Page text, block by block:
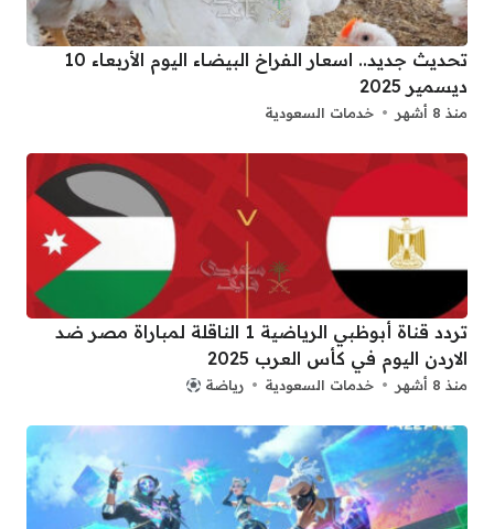
تحديث جديد.. اسعار الفراخ البيضاء اليوم الأربعاء 10
ديسمير 2025
منذ 8 أشهر خدمات السعودية
تردد قناة أبوظبي الرياضية 1 الناقلة لمباراة مصر ضد
الاردن اليوم في كأس العرب 2025
منذ 8 أشهر خدمات السعودية رياضة